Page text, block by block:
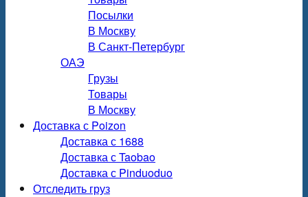
Посылки
В Москву
В Санкт-Петербург
ОАЭ
Грузы
Товары
В Москву
Доставка с Poizon
Доставка с 1688
Доставка с Taobao
Доставка с Pinduoduo
Отследить груз